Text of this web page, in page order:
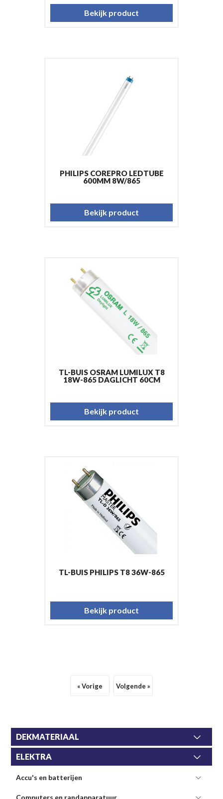
Bekijk product
PHILIPS COREPRO LEDTUBE
600MM 8W/865
Bekijk product
TL-BUIS OSRAM LUMILUX T8
18W-865 DAGLICHT 60CM
Bekijk product
TL-BUIS PHILIPS T8 36W-865
Bekijk product
« Vorige Volgende »
DEKMATERIAAL
ELEKTRA
Accu's en batterijen
Computers en randapparatuur